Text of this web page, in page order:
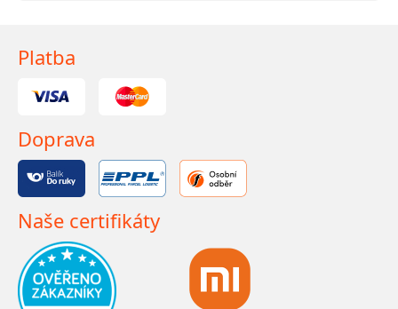
Platba
Doprava
Naše certifikáty